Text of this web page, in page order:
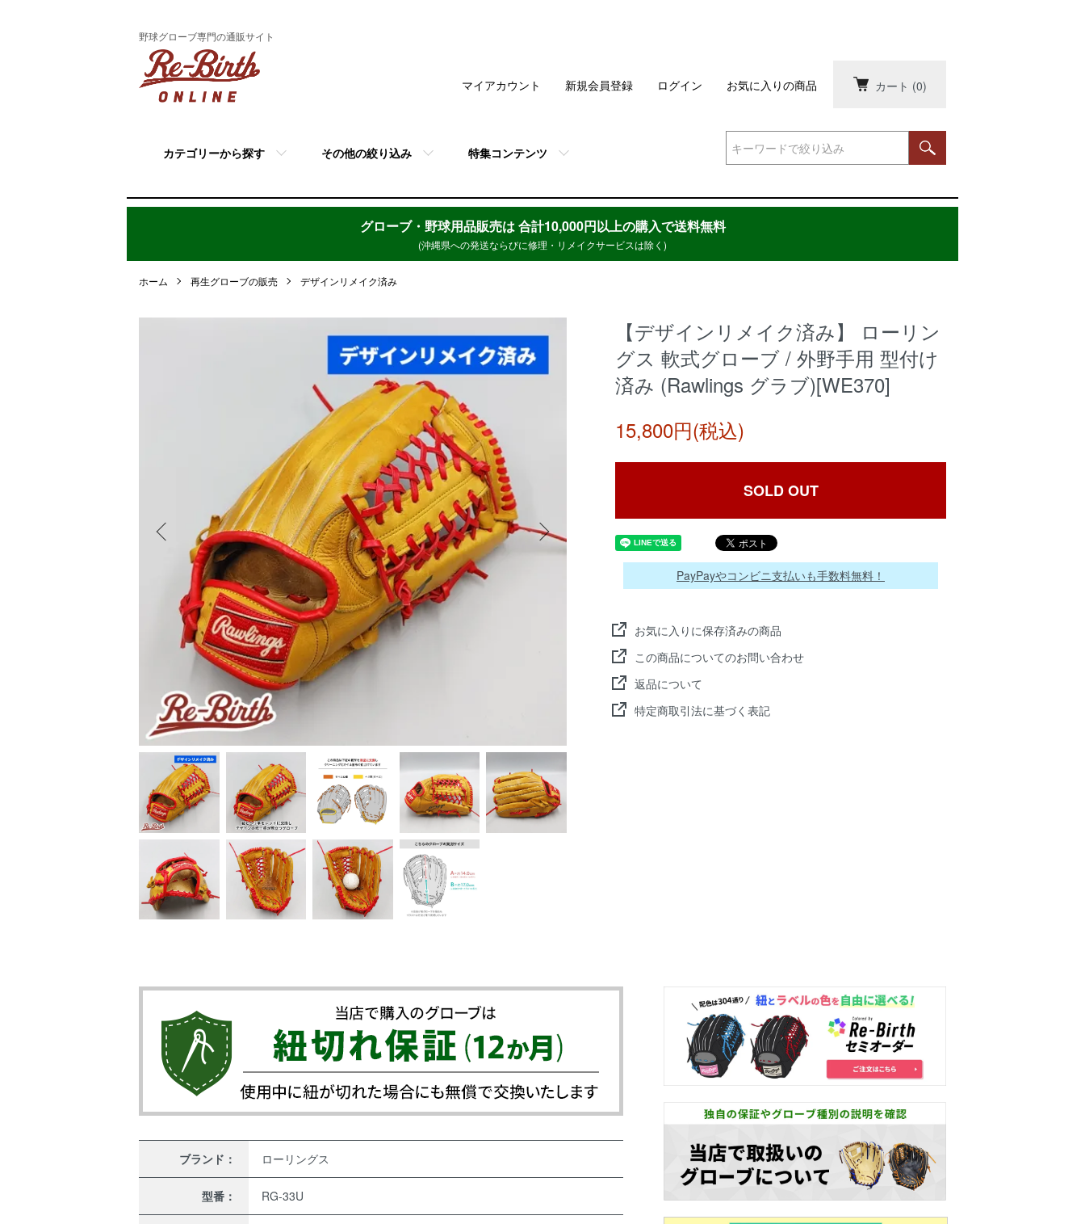
野球グローブ専門の通販サイト
カート (0)
カテゴリーから探す その他の絞り込み 特集コンテンツ
マイアカウント 新規会員登録 ログイン お気に入りの商品
グローブ・野球用品販売は合計10,000円以上の購入で送料無料
(沖縄県への発送ならびに修理・リメイクサービスは除く)
ホーム 再生グローブの販売 デザインリメイク済み
【デザインリメイク済み】 ローリン
グス 軟式グローブ / 外野手用 型付け
済み (Rawlings グラブ)[WE370]
15,800円(税込)
SOLD OUT
PayPayやコンビニ支払いも手数料無料！
お気に入りに保存済みの商品
この商品についてのお問い合わせ
返品について
特定商取引法に基づく表記
ブランド： ローリングス
型番： RG-33U